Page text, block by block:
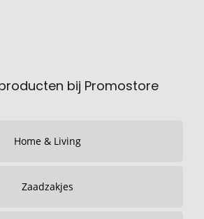
bij Promostore
Home & Living
Zaadzakjes